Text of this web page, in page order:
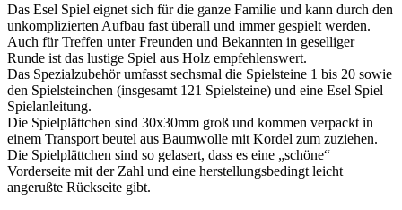
Das Esel Spiel eignet sich für die ganze Familie und kann durch den
unkomplizierten Aufbau fast überall und immer gespielt werden.
Auch für Treffen unter Freunden und Bekannten in geselliger
Runde ist das lustige Spiel aus Holz empfehlenswert.
Das Spezialzubehör umfasst sechsmal die Spielsteine 1 bis 20 sowie
den Spielsteinchen (insgesamt 121 Spielsteine) und eine Esel Spiel
Spielanleitung.
Die Spielplättchen sind 30x30mm groß und kommen verpackt in
einem Transport beutel aus Baumwolle mit Kordel zum zuziehen.
Die Spielplättchen sind so gelasert, dass es eine „schöne“
Vorderseite mit der Zahl und eine herstellungsbedingt leicht
angerußte Rückseite gibt.